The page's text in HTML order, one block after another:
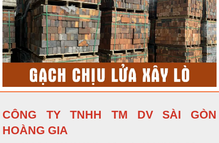
CÔNG TY TNHH TM DV SÀI GÒN
HOÀNG GIA